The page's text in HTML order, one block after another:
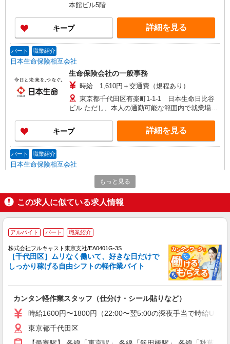
本館ビル5階
キープ 詳細を見る
パート 職業紹介
日本生命保険相互会社
生命保険会社の一般事務
時給 1,610円＋交通費（規程あり）
東京都千代田区有楽町1-1-1 日本生命日比谷
ビル ただし、本人の通勤可能な範囲内で就業場所
キープ 詳細を見る
パート 職業紹介
日本生命保険相互会社
生命保険会社の一般事務
時給1,270円+交通費（規程あり）
東京都千代田区丸の内1-6-6 日本生命丸の内
ビル ただし､本人の通勤可能な範囲内で就業場所
の変更を行うことがあります
キープ
アルバイト パート 職業紹介
株式会社フルキャスト東京支社/EA0401G-3S
カンタン軽作業スタッフ（仕分け・シール貼り
時給1600円〜1800円（22:00〜翌5:00の深夜手
当で時給UP） ※給与幅は経験・能力による
もっと見る
この求人に似ている求人情報
アルバイト パート 職業紹介
株式会社フルキャスト東京支社/EA0401G-3S
［千代田区］ムリなく働いて、好きな日だけで
しっかり稼げる自由シフトの軽作業バイト
カンタン軽作業スタッフ（仕分け・シール貼りなど）
時給1600円〜1800円（22:00〜翌5:00の深夜手当で時給UP
東京都千代田区